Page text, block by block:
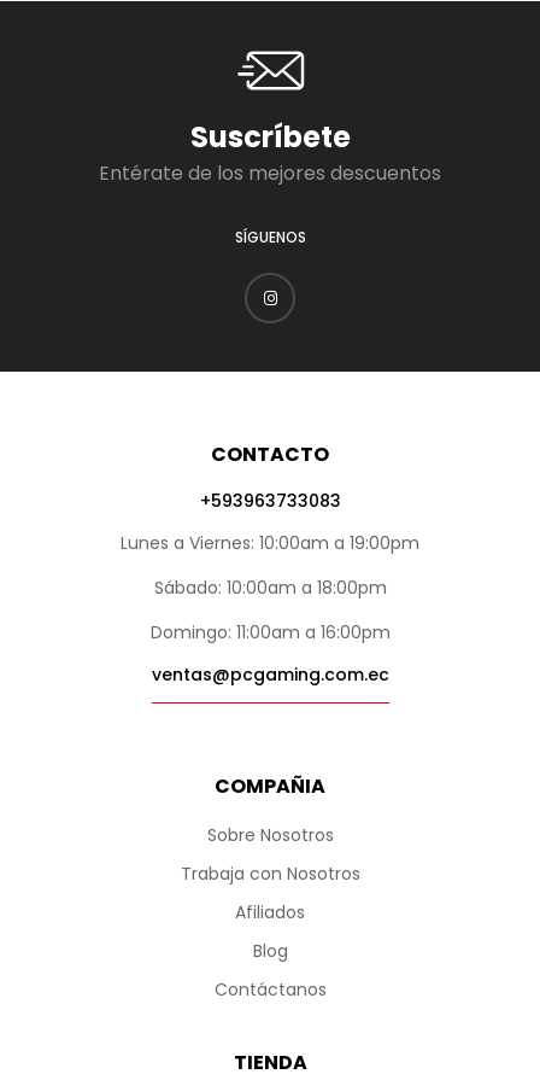
Suscríbete
Entérate de los mejores descuentos
SÍGUENOS
COMPAÑIA
Sobre Nosotros
Trabaja con Nosotros
Afiliados
Blog
Contáctanos
TIENDA
CONTACTO
+593963733083
Lunes a Viernes: 10:00am a 19:00pm
Sábado: 10:00am a 18:00pm
Domingo: 11:00am a 16:00pm
ventas@pcgaming.com.ec